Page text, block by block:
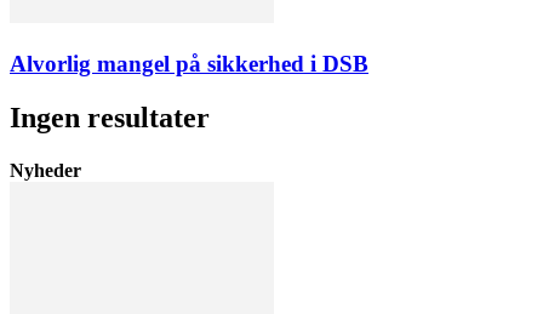
Alvorlig mangel på sikkerhed i DSB
Ingen resultater
Nyheder